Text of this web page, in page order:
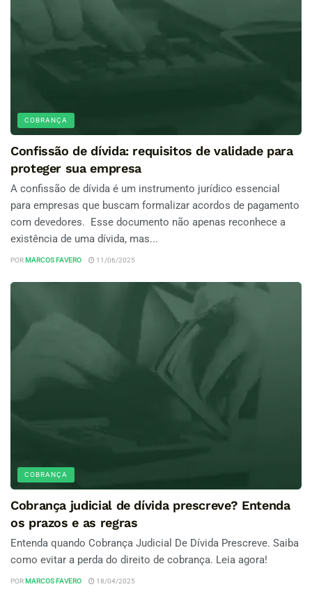
COBRANÇA
Confissão de dívida: requisitos de validade para
proteger sua empresa
A confissão de dívida é um instrumento jurídico essencial
para empresas que buscam formalizar acordos de pagamento
com devedores. Esse documento não apenas reconhece a
existência de uma dívida, mas...
POR MARCOS FAVERO 11/06/2025
COBRANÇA
Cobrança judicial de dívida prescreve? Entenda
os prazos e as regras
Entenda quando Cobrança Judicial De Dívida Prescreve. Saiba
como evitar a perda do direito de cobrança. Leia agora!
POR MARCOS FAVERO 18/04/2025